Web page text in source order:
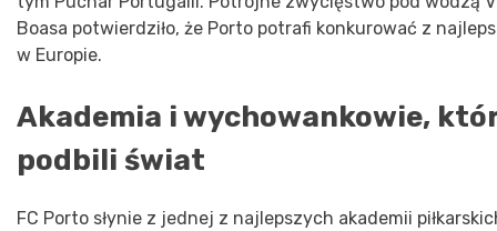
Boasa potwierdziło, że Porto potrafi konkurować z
w Europie.
Akademia i wychowankowie,
podbili świat
FC Porto słynie z jednej z najlepszych akademii